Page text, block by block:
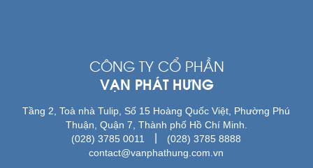
CÔNG TY CỔ PHẦN
VẠN PHÁT HƯNG
Tầng 2, Toà nhà Tulip, Số 15 Hoàng Quốc Việt, Phường Phú
Thuận, Quận 7, Thành phố Hồ Chí Minh.
(028) 3785 0011
(028) 3785 8888
contact@vanphathung.com.vn